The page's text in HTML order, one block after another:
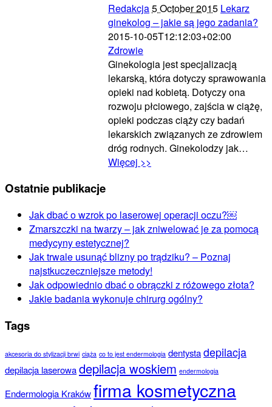
Redakcja5 October 2015 Lekarz
ginekolog – jakie są jego zadania?
2015-10-05T12:12:03+02:00
Zdrowie
Ginekologia jest specjalizacją
lekarską, która dotyczy sprawowania
opieki nad kobietą. Dotyczy ona
rozwoju płciowego, zajścia w ciążę,
opieki podczas ciąży czy badań
lekarskich związanych ze zdrowiem
dróg rodnych. Ginekolodzy jak…
Więcej >>
Ostatnie publikacje
Jak dbać o wzrok po laserowej operacji oczu?￼
Zmarszczki na twarzy – jak zniwelować je za pomocą
medycyny estetycznej?
Jak trwale usunąć blizny po trądziku? – Poznaj
najstkuczeczniejsze metody!
Jak odpowiednio dbać o obrączki z różowego złota?
Jakie badania wykonuje chirurg ogólny?
Tags
akcesoria do stylizacji brwi ciąża co to jest endermologia dentystadepilacja
depilacja laserowadepilacja woskiem endermologia
Endermologia Krakówfirma kosmetyczna